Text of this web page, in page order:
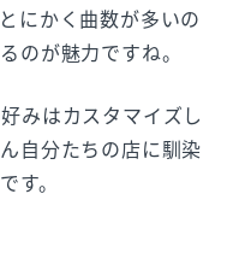
にかく曲数が多いの
のが魅力ですね。
みはカスタマイズし
自分たちの店に馴染
す。